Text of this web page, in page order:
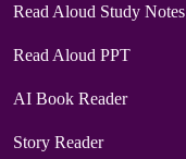
Read Aloud Study Notes
Read Aloud PPT
AI Book Reader
Story Reader